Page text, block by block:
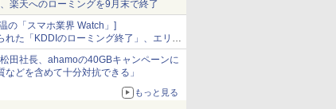
楽天へのローミングを9月末で終了
の「スマホ業界 Watch」]
れた「KDDIのローミング終了」、エリア
の落とし穴と楽天モバイルの課題
田社長、ahamoの40GBキャンペーンに
などを含めて十分対抗できる」
もっと見る